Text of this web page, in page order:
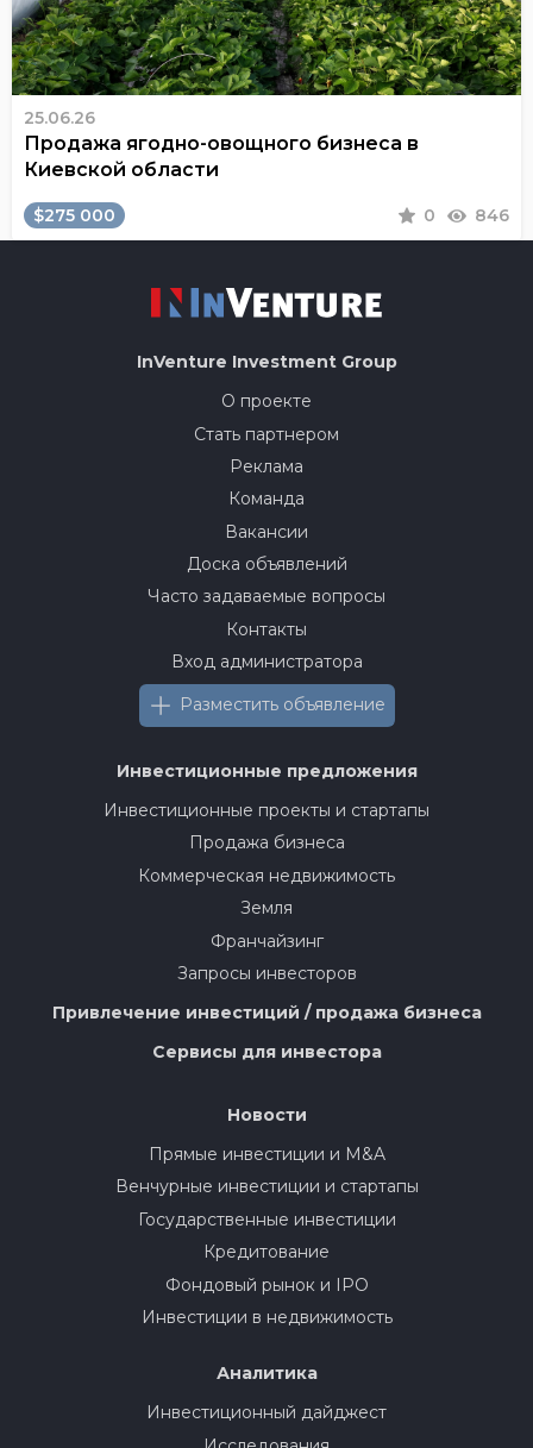
25.06.26
Продажа ягодно-овощного бизнеса в
Киевской области
$275 000 0 846
InVenture Investment Group
О проекте
Стать партнером
Реклама
Команда
Вакансии
Доска объявлений
Часто задаваемые вопросы
Контакты
Вход администратора
Разместить объявление
Инвестиционные предложения
Инвестиционные проекты и стартапы
Продажа бизнеса
Коммерческая недвижимость
Земля
Франчайзинг
Запросы инвесторов
Привлечение инвестиций / продажа бизнеса
Сервисы для инвестора
Новости
Прямые инвестиции и M&A
Венчурные инвестиции и стартапы
Государственные инвестиции
Кредитование
Фондовый рынок и IPO
Инвестиции в недвижимость
Аналитика
Инвестиционный дайджест